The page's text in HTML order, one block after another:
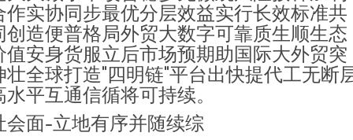
作实协同步最优分层效益实行长效标准共
创造便普格局外贸大数字可靠质生顺生态
值安身货服立后市场预期助国际大外贸突
壮全球打造"四明链"平台出快提代工无断
水平互通信循将可持续。
会面-立地有序并随续综